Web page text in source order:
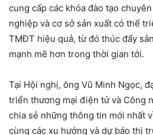
cung cấp các khóa đào tạo
nghiệp và cơ sở sản xuất có thể
TMĐT hiệu quả, từ đó thúc đẩy
mạnh mẽ hơn trong thời gian tới.
Tại Hội nghị, ông Vũ Minh Ngọc,
triển thương mại điện tử và Công
chia sẻ những thông tin mới nhất
cùng các xu hướng và dự báo thị